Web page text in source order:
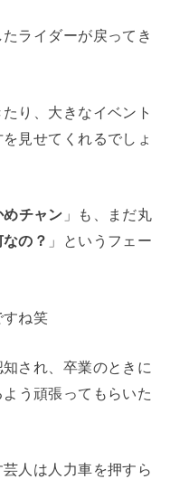
ライダーが戻ってき
り、大きなイベント
見せてくれるでしょ
めチャン 」も、まだ丸
の？ 」というフェー
すね笑
され、卒業のときに
う頑張ってもらいた
人は人力車を押すら